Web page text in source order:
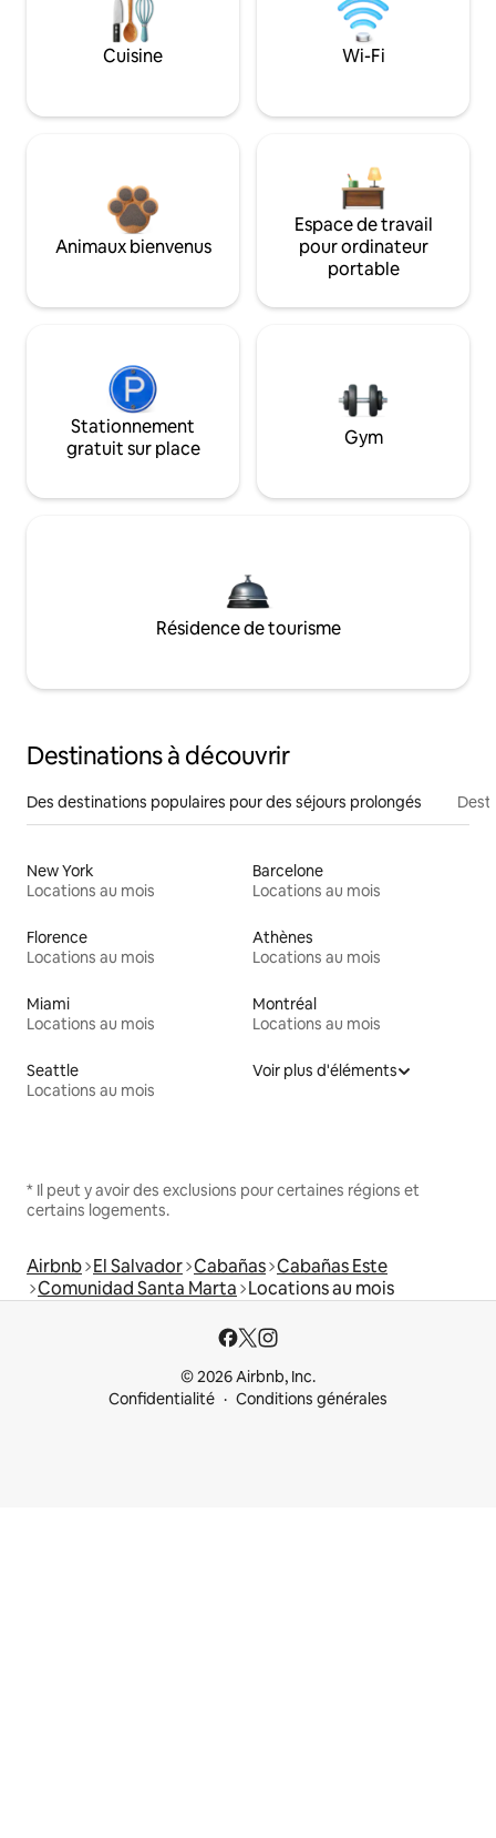
Cuisine Wi-Fi
Animaux bienvenus
Espace de travail
pour ordinateur
portable
Stationnement
gratuit sur place
Gym
Résidence de tourisme
Destinations à découvrir
Des destinations populaires pour des séjours prolongés
New York
Locations au mois
Barcelone
Locations au mois
Florence
Locations au mois
Athènes
Locations au mois
Miami
Locations au mois
Montréal
Locations au mois
Seattle
Locations au mois
Voir plus d'éléments
* Il peut y avoir des exclusions pour certaines régions et
certains logements.
Airbnb El Salvador Cabañas Cabañas Este
Comunidad Santa Marta Locations au mois
© 2026 Airbnb, Inc.
Confidentialité
Conditions générales